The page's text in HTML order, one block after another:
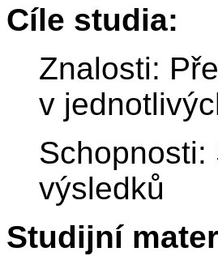
Cíle studia:
Znalosti:
v
výsledků
Studijní